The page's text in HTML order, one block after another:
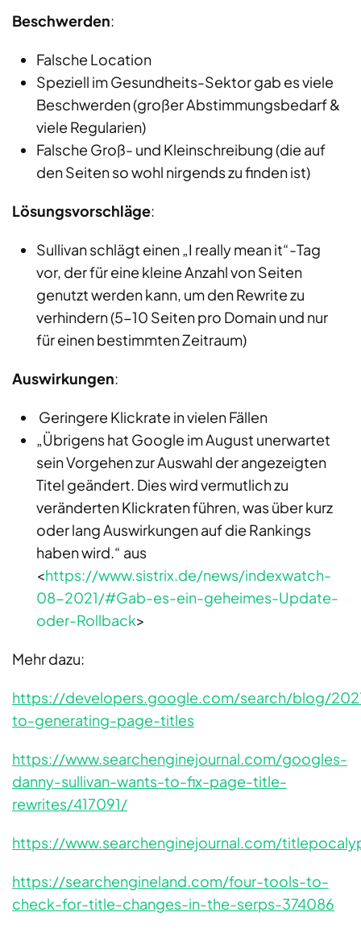
Beschwerden:
​​​​​​​Falsche Location
Speziell im Gesundheits-Sektor gab es viele
Beschwerden (großer Abstimmungsbedarf &
viele Regularien)
Falsche Groß- und Kleinschreibung (die auf
den Seiten so wohl nirgends zu finden ist)
Lösungsvorschläge:
Sullivan schlägt einen „I really mean it“-Tag
vor, der für eine kleine Anzahl von Seiten
genutzt werden kann, um den Rewrite zu
verhindern (5-10 Seiten pro Domain und nur
für einen bestimmten Zeitraum)
Auswirkungen:​​​​​​​​​​​​​​
Geringere Klickrate in vielen Fällen
„Übrigens hat Google im August unerwartet
sein Vorgehen zur Auswahl der angezeigten
Titel geändert. Dies wird vermutlich zu
veränderten Klickraten führen, was über kurz
oder lang Auswirkungen auf die Rankings
haben wird.“ aus
<https://www.sistrix.de/news/indexwatch-
08-2021/#Gab-es-ein-geheimes-Update-
oder-Rollback>
Mehr dazu:
https://developers.google.com/search/blog/
to-generating-page-titles
https://www.searchenginejournal.com/googles-
danny-sullivan-wants-to-fix-page-title-
rewrites/417091/
https://www.searchenginejournal.com/
https://searchengineland.com/four-tools-to-
check-for-title-changes-in-the-serps-374086